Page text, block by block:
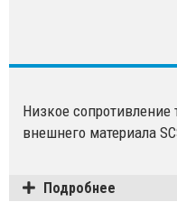
Низкое
внешнего материала
Подробнее